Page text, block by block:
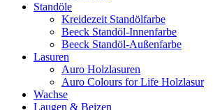
Standöle
Kreidezeit Standölfarbe
Beeck Standöl-Innenfarbe
Beeck Standöl-Außenfarbe
Lasuren
Auro Holzlasuren
Auro Colours for Life Holzlasur
Wachse
Laugen & Beizen